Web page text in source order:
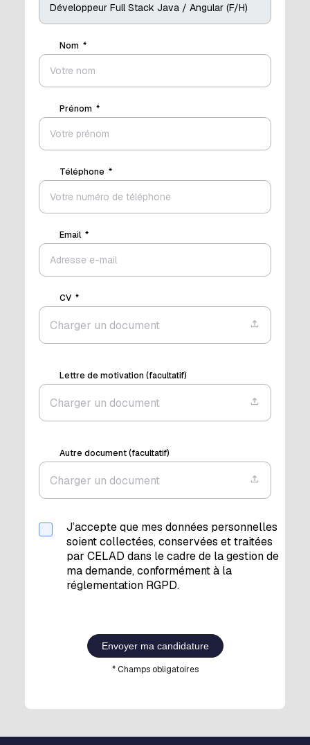
Nom
Prénom
Téléphone
Email
CV
Charger un document
Lettre de motivation (facultatif)
Charger un document
Autre document (facultatif)
Charger un document
J’accepte que mes données personnelles
soient collectées, conservées et traitées
par CELAD dans le cadre de la gestion de
ma demande, conformément à la
réglementation RGPD.
Envoyer ma candidature
* Champs obligatoires